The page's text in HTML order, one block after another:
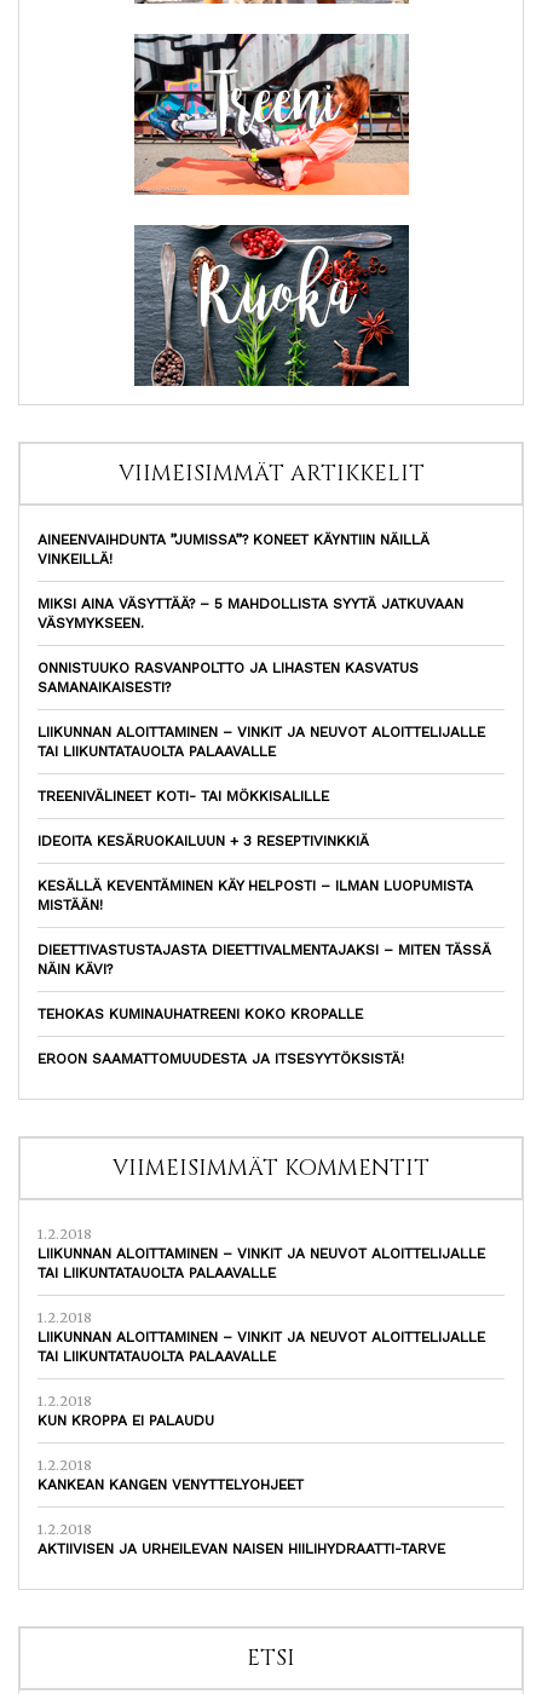
VIIMEISIMMÄT ARTIKKELIT
AINEENVAIHDUNTA ”JUMISSA”? KONEET KÄYNTIIN NÄILLÄ
VINKEILLÄ!
MIKSI AINA VÄSYTTÄÄ? – 5 MAHDOLLISTA SYYTÄ JATKUVAAN
VÄSYMYKSEEN.
ONNISTUUKO RASVANPOLTTO JA LIHASTEN KASVATUS
SAMANAIKAISESTI?
LIIKUNNAN ALOITTAMINEN – VINKIT JA NEUVOT ALOITTELIJALLE
TAI LIIKUNTATAUOLTA PALAAVALLE
TREENIVÄLINEET KOTI- TAI MÖKKISALILLE
IDEOITA KESÄRUOKAILUUN + 3 RESEPTIVINKKIÄ
KESÄLLÄ KEVENTÄMINEN KÄY HELPOSTI – ILMAN LUOPUMISTA
MISTÄÄN!
DIEETTIVASTUSTAJASTA DIEETTIVALMENTAJAKSI – MITEN TÄSSÄ
NÄIN KÄVI?
TEHOKAS KUMINAUHATREENI KOKO KROPALLE
EROON SAAMATTOMUUDESTA JA ITSESYYTÖKSISTÄ!
VIIMEISIMMÄT KOMMENTIT
1.2.2018
LIIKUNNAN ALOITTAMINEN – VINKIT JA NEUVOT ALOITTELIJALLE
TAI LIIKUNTATAUOLTA PALAAVALLE
1.2.2018
LIIKUNNAN ALOITTAMINEN – VINKIT JA NEUVOT ALOITTELIJALLE
TAI LIIKUNTATAUOLTA PALAAVALLE
1.2.2018
KUN KROPPA EI PALAUDU
1.2.2018
KANKEAN KANGEN VENYTTELYOHJEET
1.2.2018
AKTIIVISEN JA URHEILEVAN NAISEN HIILIHYDRAATTI-TARVE
ETSI